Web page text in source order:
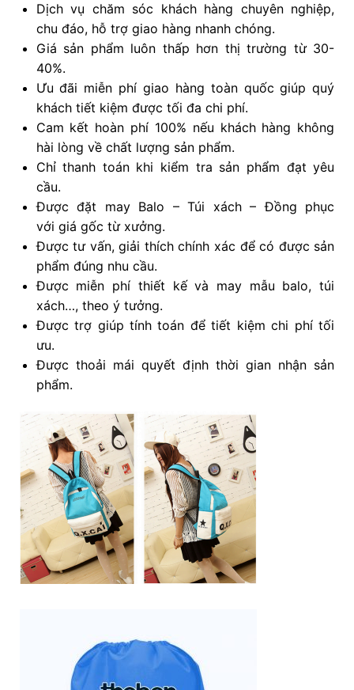
Dịch vụ chăm sóc khách hàng chuyên nghiệp,
chu đáo, hỗ trợ giao hàng nhanh chóng.
Giá sản phẩm luôn thấp hơn thị trường từ 30-
40%.
Ưu đãi miễn phí giao hàng toàn quốc giúp quý
khách tiết kiệm được tối đa chi phí.
Cam kết hoàn phí 100% nếu khách hàng không
hài lòng về chất lượng sản phẩm.
Chỉ thanh toán khi kiểm tra sản phẩm đạt yêu
cầu.
Được đặt may Balo – Túi xách – Đồng phục
với giá gốc từ xưởng.
Được tư vấn, giải thích chính xác để có được sản
phẩm đúng nhu cầu.
Được miễn phí thiết kế và may mẫu balo, túi
xách…, theo ý tưởng.
Được trợ giúp tính toán để tiết kiệm chi phí tối
ưu.
Được thoải mái quyết định thời gian nhận sản
phẩm.